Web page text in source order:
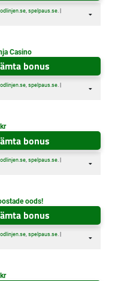
, spelpaus.se. |
Casino
bonus
, spelpaus.se. |
bonus
, spelpaus.se. |
oods!
bonus
, spelpaus.se. |